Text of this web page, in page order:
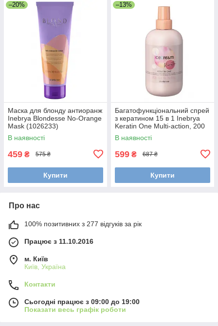
–20%
Маска для блонду антиоранж
Inebrya Blondesse No-Orange
Mask (1026233)
В наявності
459 ₴ 575 ₴
Купити
–13%
Багатофункціональний спрей
з кератином 15 в 1 Inebrya
Keratin One Multi-action, 200
мл (1026315)
В наявності
599 ₴ 687 ₴
Купити
Про нас
100% позитивних з 277 відгуків за рік
Працює з 11.10.2016
м. Київ
Київ, Україна
Контакти
Сьогодні працює з 09:00 до 19:00
Показати весь графік роботи